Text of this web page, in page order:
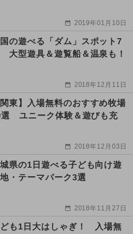
2019年01月10日
の遊べる「ダム」スポット7
大型遊具＆遊覧船＆温泉も！
2018年12月11日
関東】入場無料のおすすめ牧場
選 ユニーク体験＆遊びも充
2018年12月03日
県の1日遊べる子ども向け遊
・テーマパーク3選
2018年11月27日
も1日大はしゃぎ！ 入場無